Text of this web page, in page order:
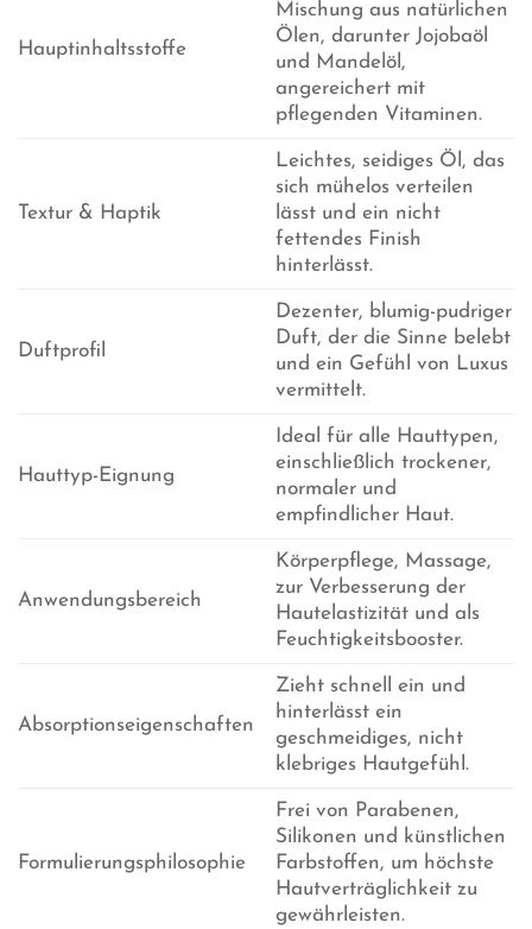
Hauptinhaltsstoffe
Mischung aus natürlichen
Ölen, darunter Jojobaöl
und Mandelöl,
angereichert mit
pflegenden Vitaminen.
Textur & Haptik
Leichtes, seidiges Öl, das
sich mühelos verteilen
lässt und ein nicht
fettendes Finish
hinterlässt.
Duftprofil
Dezenter, blumig-pudriger
Duft, der die Sinne belebt
und ein Gefühl von Luxus
vermittelt.
Hauttyp-Eignung
Ideal für alle Hauttypen,
einschließlich trockener,
normaler und
empfindlicher Haut.
Anwendungsbereich
Körperpflege, Massage,
zur Verbesserung der
Hautelastizität und als
Feuchtigkeitsbooster.
Absorptionseigenschaften
Zieht schnell ein und
hinterlässt ein
geschmeidiges, nicht
klebriges Hautgefühl.
Formulierungsphilosophie
Frei von Parabenen,
Silikonen und künstlichen
Farbstoffen, um höchste
Hautverträglichkeit zu
gewährleisten.